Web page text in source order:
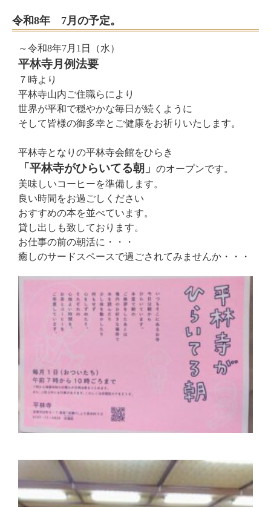
令和8年 7月の予定。
～令和8年7月1日（水）
平林寺月例法要
７時より
平林寺山内ご住職らにより
世界が平和で穏やかな毎日が続くように
そして皆様の御多幸とご健康をお祈りいたします。
平林寺となりの平林寺会館をひらき
「平林寺がひらいてる朝」 のオープンです。
美味しいコーヒーを準備します。
良い時間をお過ごしください
おすすめの本を並べています。
貸し出しも致しております。
お仕事の前の朝活に・・・
癒しのサードスペースで過ごされてみませんか・・・